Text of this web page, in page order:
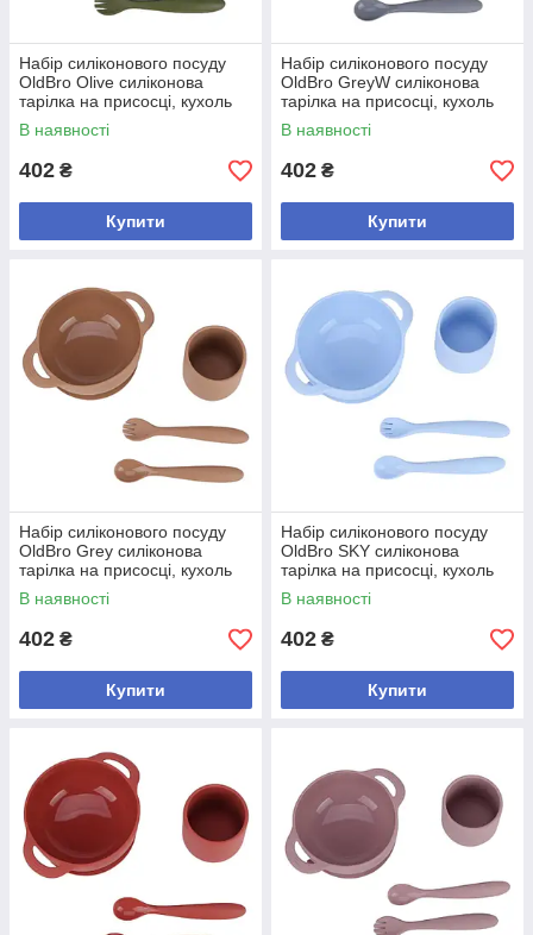
Набір силіконового посуду
OldBro Olive силіконова
тарілка на присосці, кухоль
та прилади, 4 предмети
В наявності
402 ₴
Купити
Набір силіконового посуду
OldBro GreyW силіконова
тарілка на присосці, кухоль
та прилади, 4 предмети
В наявності
402 ₴
Купити
Набір силіконового посуду
OldBro Grey силіконова
тарілка на присосці, кухоль
та прилади, 4 предмети
В наявності
402 ₴
Купити
Набір силіконового посуду
OldBro SKY силіконова
тарілка на присосці, кухоль
та прилади, 4 предмети
В наявності
402 ₴
Купити